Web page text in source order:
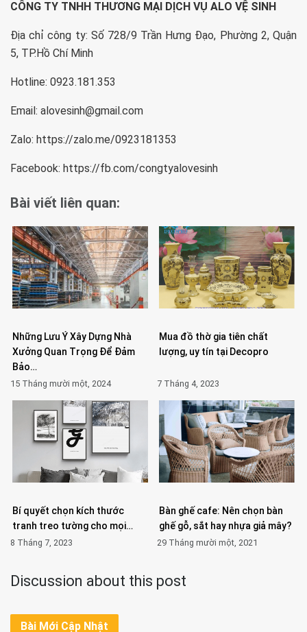
CÔNG TY TNHH THƯƠNG MẠI DỊCH VỤ ALO VỆ SINH
Địa chỉ công ty: Số 728/9 Trần Hưng Đạo, Phường 2, Quận
5, TP.Hồ Chí Minh
Hotline: 0923.181.353
Email: alovesinh@gmail.com
Zalo: https://zalo.me/0923181353
Facebook: https://fb.com/congtyalovesinh
Bài viết liên quan:
Những Lưu Ý Xây Dựng Nhà
Xưởng Quan Trọng Để Đảm
Bảo…
15 Tháng mười một, 2024
Mua đồ thờ gia tiên chất
lượng, uy tín tại Decopro
7 Tháng 4, 2023
Bí quyết chọn kích thước
tranh treo tường cho mọi…
8 Tháng 7, 2023
Bàn ghế cafe: Nên chọn bàn
ghế gỗ, sắt hay nhựa giả mây?
29 Tháng mười một, 2021
Discussion about this post
Bài Mới Cập Nhật